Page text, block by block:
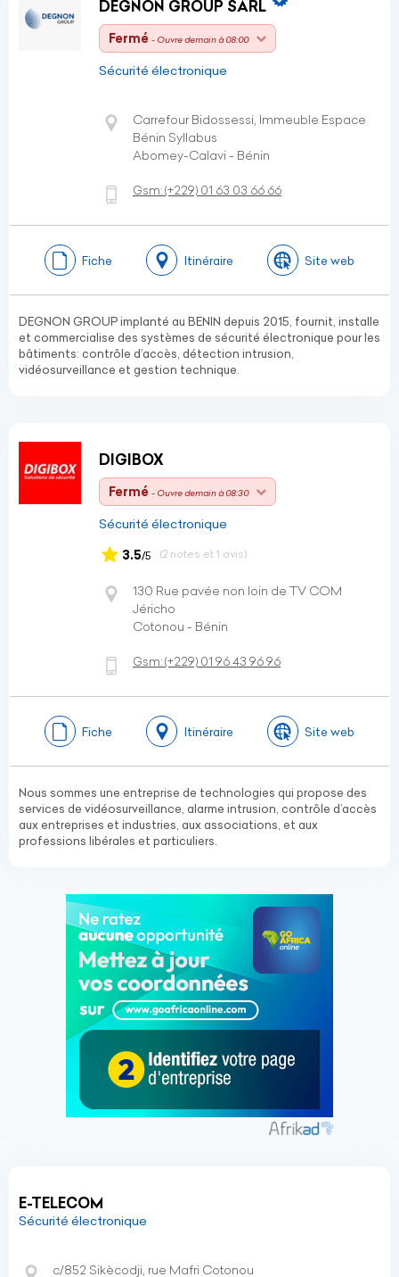
DEGNON GROUP SARL
Fermé - Ouvre demain à 08:00
Sécurité électronique
Carrefour Bidossessi, Immeuble Espace
Bénin Syllabus
Abomey-Calavi - Bénin
Gsm:(+229) 01 63 03 66 66
Fiche Itinéraire Site web
DEGNON GROUP implanté au BENIN depuis 2015, fournit, installe
et commercialise des systèmes de sécurité électronique pour les
bâtiments: contrôle d’accès, détection intrusion,
vidéosurveillance et gestion technique.
DIGIBOX
Fermé - Ouvre demain à 08:30
Sécurité électronique
3.5/5 (2 notes et 1 avis)
130 Rue pavée non loin de TV COM
Jéricho
Cotonou - Bénin
Gsm:(+229) 01 96 43 96 96
Fiche Itinéraire Site web
Nous sommes une entreprise de technologies qui propose des
services de vidéosurveillance, alarme intrusion, contrôle d’accès
aux entreprises et industries, aux associations, et aux
professions libérales et particuliers.
E-TELECOM
Sécurité électronique
c/852 Sikècodji, rue Mafri Cotonou